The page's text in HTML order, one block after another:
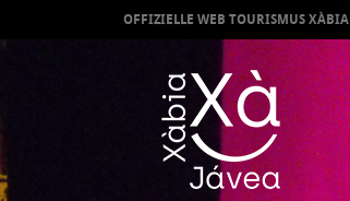
OFFIZIELLE WEB TOURISMUS XÀBIA